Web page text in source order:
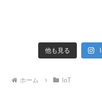
他も見る
ホーム IoT